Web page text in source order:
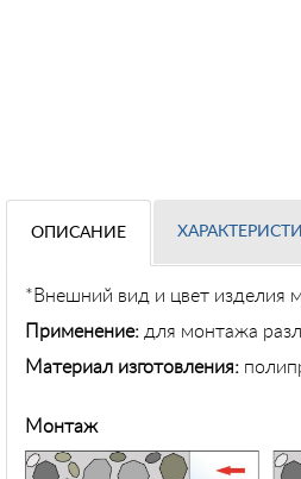
ОПИСАНИЕ
*Внешний вид и цвет изделия
Применение: для монтажа
Материал изготовления:
Монтаж